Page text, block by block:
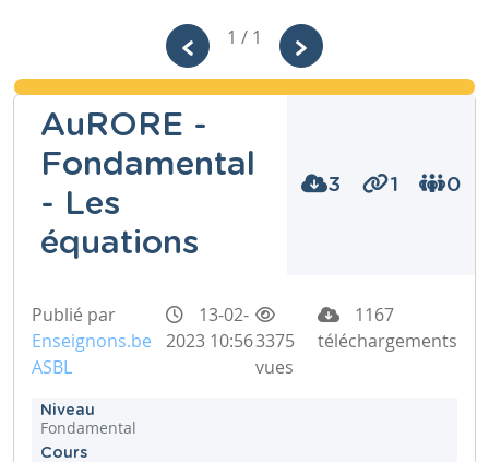
1 / 1
AuRORE -
Fondamental
- Les
équations
3 1 0
Publié par
Enseignons.be
ASBL
13-02-
2023 10:563375
vues
1167
téléchargements
Niveau
Fondamental
Cours